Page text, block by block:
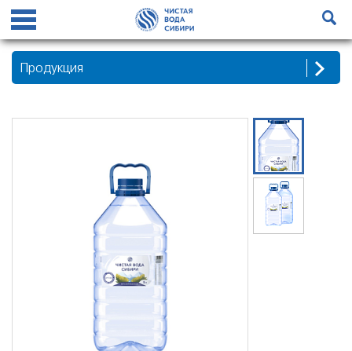
Продукция